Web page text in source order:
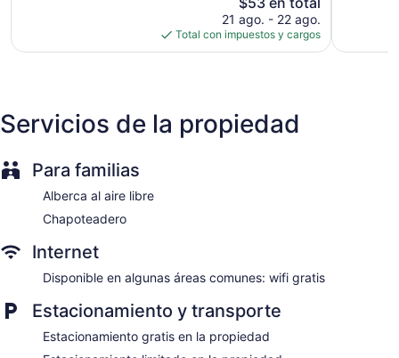
precio
actual
es
21 ago. - 22 ago.
Total con impuestos y cargos
Servicios de la propiedad
Para familias
Alberca al aire libre
Chapoteadero
Internet
Disponible en algunas áreas comunes: wifi gratis
Estacionamiento y transporte
Estacionamiento gratis en la propiedad